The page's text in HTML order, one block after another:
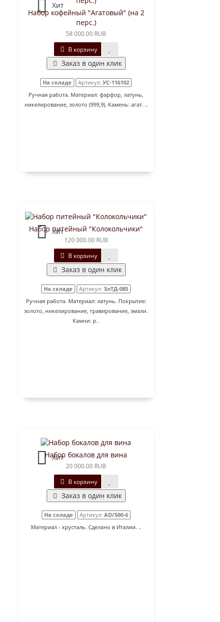
Хит
Набор кофейный "Агатовый" (на 2
перс.)
58 000.00 RUB
В корзину
Заказ в один клик
На складе Артикул: УС-116102
Ручная работа. Материал: фарфор, латунь,
никелирование, золото (999,9). Камень: агат. ..
Хит
Набор питейный "Колокольчики"
120 000.00 RUB
В корзину
Заказ в один клик
На складе Артикул: ЗлТД-085
Ручная работа. Материал: латунь. Покрытие:
золото, никелирование, гравирование, эмали.
Камни: р..
Хит
Набор бокалов для вина
20 000.00 RUB
В корзину
Заказ в один клик
На складе Артикул: AD/500-6
Материал - хрусталь. Сделано в Италии. ..